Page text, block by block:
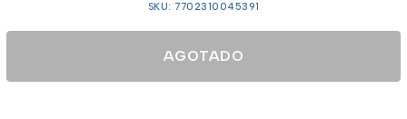
SKU: 7702310045391
AGOTADO